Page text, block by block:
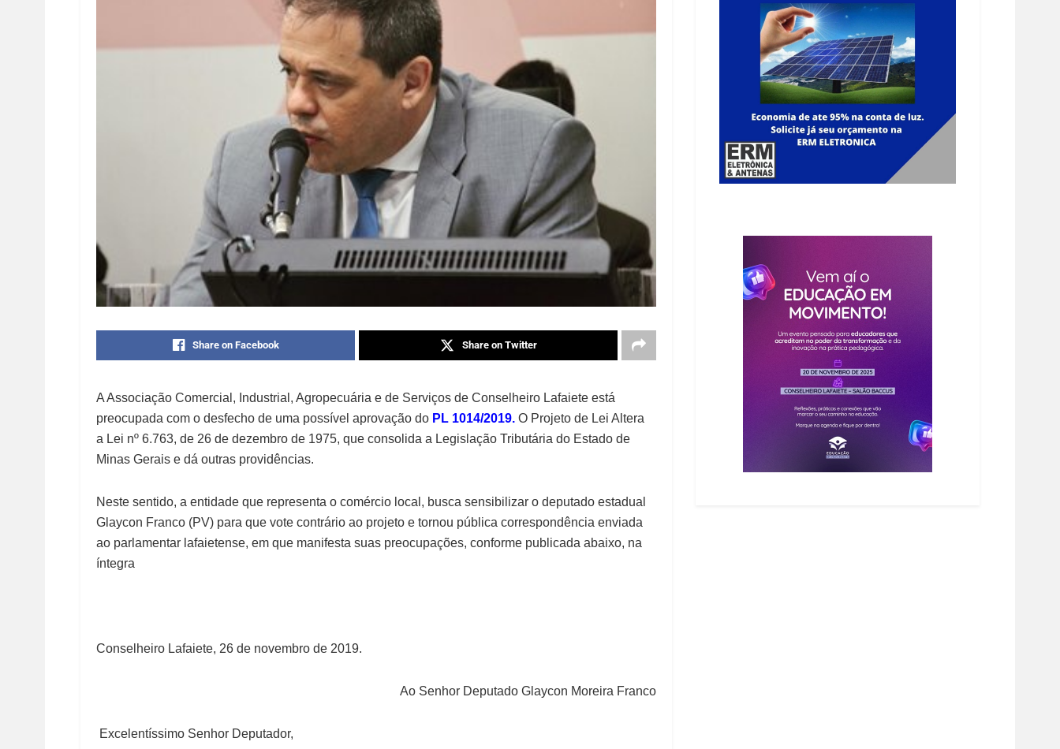
Share on Facebook Share on Twitter
A Associação Comercial, Industrial, Agropecuária e de Serviços de Conselheiro Lafaiete está
preocupada com o desfecho de uma possível aprovação do PL 1014/2019. O Projeto de Lei Altera
a Lei nº 6.763, de 26 de dezembro de 1975, que consolida a Legislação Tributária do Estado de
Minas Gerais e dá outras providências.
Neste sentido, a entidade que representa o comércio local, busca sensibilizar o deputado estadual
Glaycon Franco (PV) para que vote contrário ao projeto e tornou pública correspondência enviada
ao parlamentar lafaietense, em que manifesta suas preocupações, conforme publicada abaixo, na
íntegra
Conselheiro Lafaiete, 26 de novembro de 2019.
Ao Senhor Deputado Glaycon Moreira Franco
Excelentíssimo Senhor Deputador,